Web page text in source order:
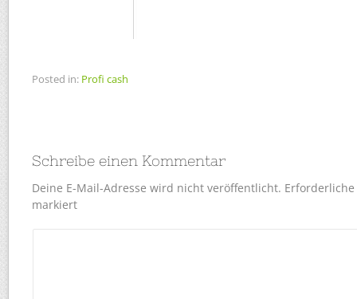
Posted in: Profi cash
Schreibe einen Kommentar
Deine E-Mail-Adresse wird nicht veröffentlicht.
markiert